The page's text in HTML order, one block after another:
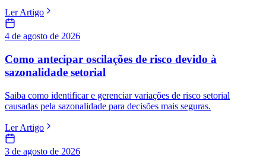
Ler Artigo
4 de agosto de 2026
Como antecipar oscilações de risco devido à
sazonalidade setorial
Saiba como identificar e gerenciar variações de risco setorial
causadas pela sazonalidade para decisões mais seguras.
Ler Artigo
3 de agosto de 2026